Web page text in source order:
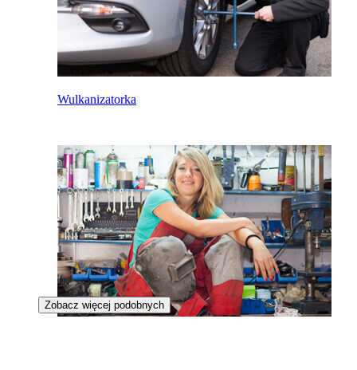
Wulkanizatorka
Zobacz więcej podobnych